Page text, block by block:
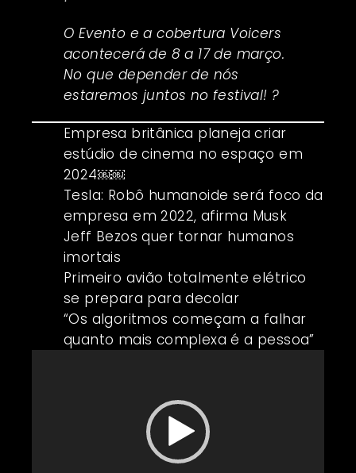
O Evento e a cobertura Voicers
acontecerá de 8 a 17 de março.
No que depender de nós
estaremos juntos no festival! ?
Empresa britânica planeja criar
estúdio de cinema no espaço em
2024￼￼
Tesla: Robô humanoide será foco da
empresa em 2022, afirma Musk
Jeff Bezos quer tornar humanos
imortais
Primeiro avião totalmente elétrico
se prepara para decolar
“Os algoritmos começam a falhar
quanto mais complexa é a pessoa”